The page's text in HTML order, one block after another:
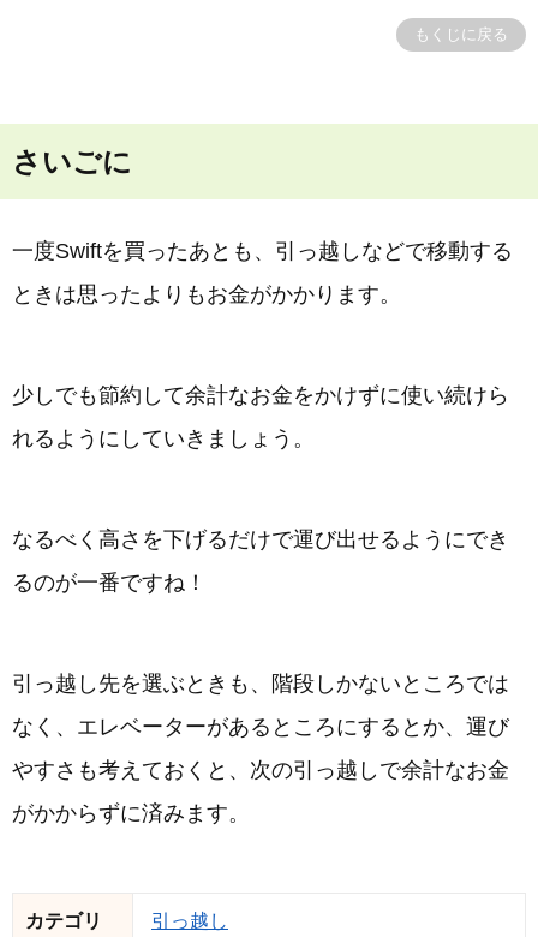
もくじに戻る
さいごに
一度Swiftを買ったあとも、引っ越しなどで移動する
ときは思ったよりもお金がかかります。
少しでも節約して余計なお金をかけずに使い続けら
れるようにしていきましょう。
なるべく高さを下げるだけで運び出せるようにでき
るのが一番ですね！
引っ越し先を選ぶときも、階段しかないところでは
なく、エレベーターがあるところにするとか、運び
やすさも考えておくと、次の引っ越しで余計なお金
がかからずに済みます。
カテゴリ 引っ越し